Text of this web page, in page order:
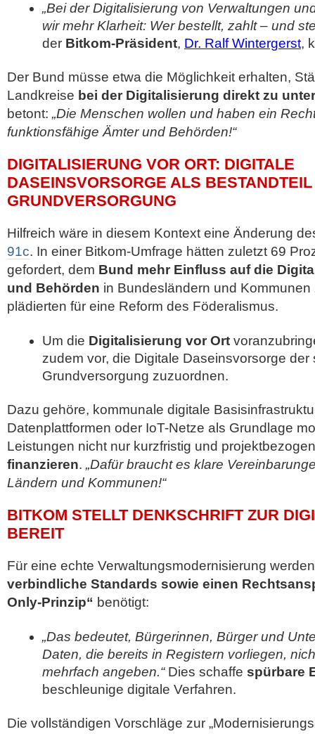
„Bei der Digitalisierung von Verwaltungen
wir mehr Klarheit: Wer bestellt, zahlt – und
der Bitkom-Präsident, Dr. Ralf Wintergerst,
Der Bund müsse etwa die Möglichkeit erhalten,
Landkreise bei der Digitalisierung direkt zu
betont: „Die Menschen wollen und haben ein
funktionsfähige Ämter und Behörden!“
DIGITALISIERUNG VOR ORT: DIGITALE
DASEINSVORSORGE ALS
GRUNDVERSORGUNG
Hilfreich wäre in diesem Kontext eine Änderung
91c. In einer Bitkom-Umfrage hätten zuletzt 69
gefordert, dem Bund mehr Einfluss auf die
und Behörden in Bundesländern und
plädierten für eine Reform des Föderalismus.
Um die Digitalisierung vor Ort
zudem vor, die Digitale Daseinsvorsorge der
Grundversorgung zuzuordnen.
Dazu gehöre, kommunale digitale
Datenplattformen oder IoT-Netze als Grundlage
Leistungen nicht nur kurzfristig und
finanzieren. „Dafür braucht es klare
Ländern und Kommunen!“
BITKOM STELLT DENKSCHRIFT ZUR
BEREIT
Für eine echte Verwaltungsmodernisierung
verbindliche Standards sowie einen
Only-Prinzip“ benötigt:
„Das bedeutet, Bürgerinnen, Bürger und
Daten, die bereits in Registern vorliegen,
mehrfach angeben.“Dies schaffe spürbare
beschleunige digitale Verfahren.
Die vollständigen Vorschläge zur